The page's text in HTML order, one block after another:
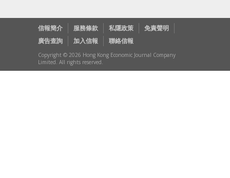
信報簡介 服務條款 私隱政策
免責聲明
廣告查詢
加入信報 聯絡信報
Copyright © 2026 Hong Kong Economic Journal Company
Limited. All rights reserved.